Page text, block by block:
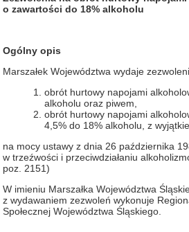
o zawartości do 18% alkoholu
Ogólny opis
Marszałek Województwa wydaje
obrót hurtowy napojami
alkoholu oraz piwem,
obrót hurtowy napojami
4,5% do 18% alkoholu, z
na mocy ustawy z dnia 26 października
w trzeźwości i przeciwdziałaniu
poz. 2151)
W imieniu Marszałka Województwa
z wydawaniem zezwoleń wykonuje
Społecznej Województwa Śląskiego.